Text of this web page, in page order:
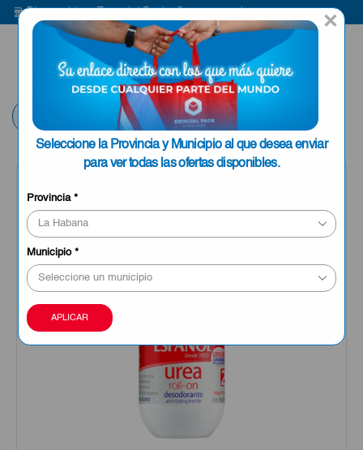
×
Seleccione la Provincia y Municipio al que desea enviar
para ver todas las ofertas disponibles.
Provincia*
Municipio*
APLICAR
Bienvenido a Esencial Pack
ENVIAR A LA
HABANA